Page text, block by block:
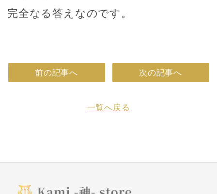
完全なる答えなのです。
前の記事へ
一覧へ戻る
次の記事へ